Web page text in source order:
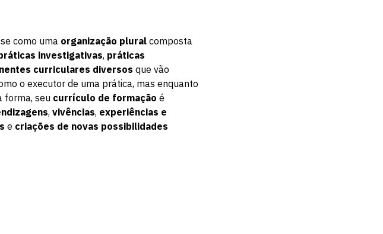
como uma organização plural composta
investigativas, práticas
curriculares diversos que vão
o executor de uma prática, mas enquanto
forma, seu currículo de formação é
, vivências, experiências e
e criações de novas possibilidades